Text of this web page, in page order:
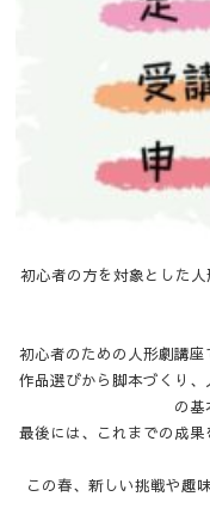
初心者の方を対象とした
初心者のための人形劇講座
作品選びから脚本づくり
の基
最後には、これまでの成
この春、新しい挑戦や趣